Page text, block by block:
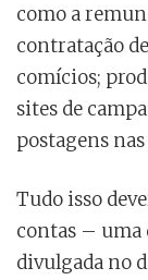
como a
contratação
comícios;
sites de
postagens
Tudo isso
contas – uma
divulgada no